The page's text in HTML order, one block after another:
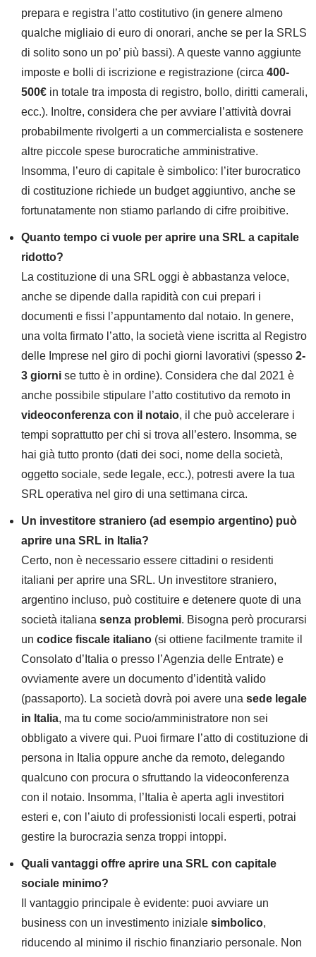
prepara e registra l’atto costitutivo (in genere almeno
qualche migliaio di euro di onorari, anche se per la SRLS
di solito sono un po’ più bassi). A queste vanno aggiunte
imposte e bolli di iscrizione e registrazione (circa 400-
500€ in totale tra imposta di registro, bollo, diritti camerali,
ecc.). Inoltre, considera che per avviare l’attività dovrai
probabilmente rivolgerti a un commercialista e sostenere
altre piccole spese burocratiche amministrative.
Insomma, l’euro di capitale è simbolico: l’iter burocratico
di costituzione richiede un budget aggiuntivo, anche se
fortunatamente non stiamo parlando di cifre proibitive.
Quanto tempo ci vuole per aprire una SRL a capitale
ridotto?
La costituzione di una SRL oggi è abbastanza veloce,
anche se dipende dalla rapidità con cui prepari i
documenti e fissi l’appuntamento dal notaio. In genere,
una volta firmato l’atto, la società viene iscritta al Registro
delle Imprese nel giro di pochi giorni lavorativi (spesso 2-
3 giorni se tutto è in ordine). Considera che dal 2021 è
anche possibile stipulare l’atto costitutivo da remoto in
videoconferenza con il notaio, il che può accelerare i
tempi soprattutto per chi si trova all’estero. Insomma, se
hai già tutto pronto (dati dei soci, nome della società,
oggetto sociale, sede legale, ecc.), potresti avere la tua
SRL operativa nel giro di una settimana circa.
Un investitore straniero (ad esempio argentino) può
aprire una SRL in Italia?
Certo, non è necessario essere cittadini o residenti
italiani per aprire una SRL. Un investitore straniero,
argentino incluso, può costituire e detenere quote di una
società italiana senza problemi. Bisogna però procurarsi
un codice fiscale italiano (si ottiene facilmente tramite il
Consolato d’Italia o presso l’Agenzia delle Entrate) e
ovviamente avere un documento d’identità valido
(passaporto). La società dovrà poi avere una sede legale
in Italia, ma tu come socio/amministratore non sei
obbligato a vivere qui. Puoi firmare l’atto di costituzione di
persona in Italia oppure anche da remoto, delegando
qualcuno con procura o sfruttando la videoconferenza
con il notaio. Insomma, l’Italia è aperta agli investitori
esteri e, con l’aiuto di professionisti locali esperti, potrai
gestire la burocrazia senza troppi intoppi.
Quali vantaggi offre aprire una SRL con capitale
sociale minimo?
Il vantaggio principale è evidente: puoi avviare un
business con un investimento iniziale simbolico,
riducendo al minimo il rischio finanziario personale. Non